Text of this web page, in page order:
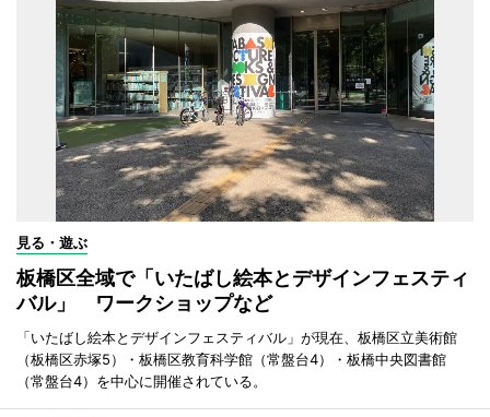
見る・遊ぶ
板橋区全域で「いたばし絵本とデザインフェスティ
バル」 ワークショップなど
「いたばし絵本とデザインフェスティバル」が現在、板橋区立美術館
（板橋区赤塚5）・板橋区教育科学館（常盤台4）・板橋中央図書館
（常盤台4）を中心に開催されている。